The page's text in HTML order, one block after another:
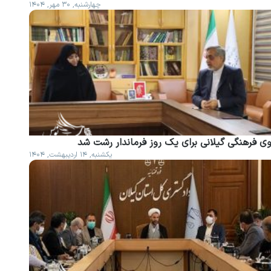
چهارشنبه, ۳۰ مهر, ۱۴۰۴
فرهنگی گیلانی برای یک روز فرماندار رشت شد
یکشنبه, ۱۴ اردیبهشت, ۱۴۰۴